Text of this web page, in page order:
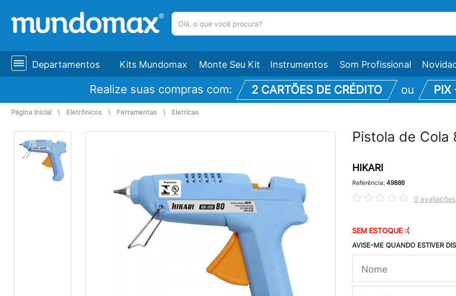
Departamentos Kits Mundomax Monte Seu Kit Instrumentos Som Profissional
Realize suas compras com: 2 CARTÕES DE CRÉDITO ou PIX
Página Inicial \ Eletrônicos \ Ferramentas \ Eletricas
Pistola de Cola
HIKARI
Referência: 49886
0 avaliações
SEM ESTOQUE :(
AVISE-ME QUANDO ESTIVER